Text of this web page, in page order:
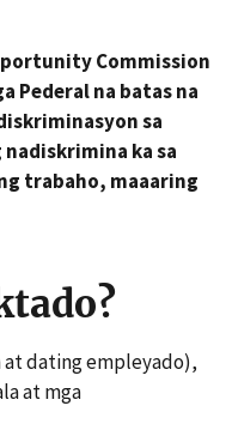
Commission
Pederal na batas na
sa
ka sa
trabaho, maaaring
at dating empleyado),
at mga